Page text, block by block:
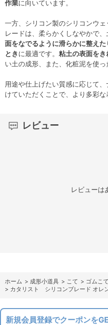
作業に向いています。
一方、シリコン製のシリコンウ
レードは、柔らかくしなやかで、
面をなでるように滑らかに整え
ときに最適です。 粘土の表面を
い土の成形、また、化粧泥を使っ
用途や仕上げたい質感に応じて
けていただくことで、より多彩な
レビュー
レビューは
ホーム > 成形小道具 > こて > ゴムこ
> カタリスト シリコンブレード オ
新規会員登録でクーポンを